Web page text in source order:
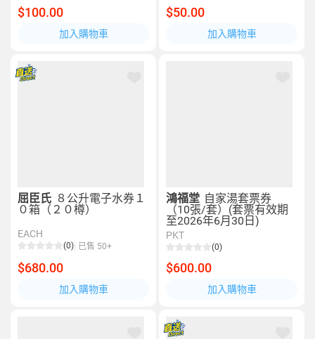
$100.00
加入購物車
$50.00
加入購物車
屈臣氏 ８公升電子水券１
０箱（２０樽）
EACH
(0) 已售 50+
$680.00
加入購物車
鴻福堂 自家湯套票券
（10張/套）(套票有效期
至2026年6月30日)
PKT
(0)
$600.00
加入購物車